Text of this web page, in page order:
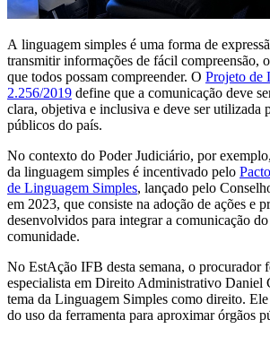
A linguagem simples é uma forma de
transmitir informações de fácil compreensão,
que todos possam compreender. O Projeto de
2.256/2019 define que a comunicação deve
clara, objetiva e inclusiva e deve ser utilizada
públicos do país.
No contexto do Poder Judiciário, por
da linguagem simples é incentivado pelo
de Linguagem Simples, lançado pelo
em 2023, que consiste na adoção de ações e
desenvolvidos para integrar a comunicação
comunidade.
No EstAção IFB desta semana, o procurador
especialista em Direito Administrativo Daniel
tema da Linguagem Simples como direito.
do uso da ferramenta para aproximar órgãos